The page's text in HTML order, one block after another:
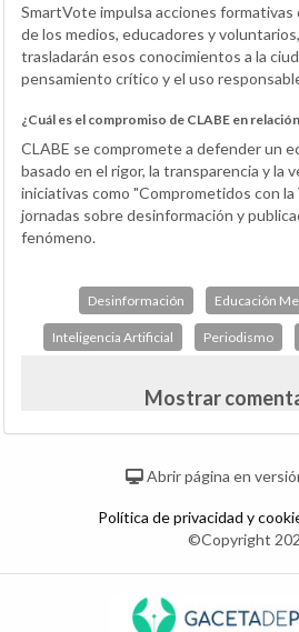
SmartVote impulsa acciones formativas
de los medios, educadores y
trasladarán esos conocimientos a la
pensamiento crítico y el uso
¿Cuál es el compromiso de CLABE en
CLABE se compromete a defender un
basado en el rigor, la transparencia y la
iniciativas como "Comprometidos con
jornadas sobre desinformación y
fenómeno.
Desinformación Educación
Inteligencia Artificial Periodismo
Mostrar
Abrir página en
Política de privacidad y
©Copyright